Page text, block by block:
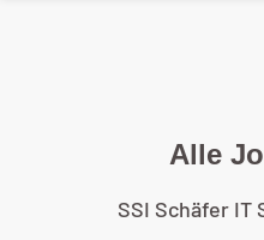
Alle
SSI Schäfer IT